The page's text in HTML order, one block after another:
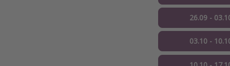
26.09 -
03.10 -